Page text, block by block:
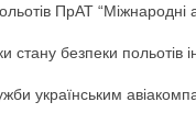
ПрАТ “Міжнародні
стану безпеки польотів
українським